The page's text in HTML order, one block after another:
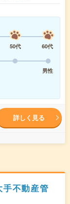
50代
60代
男性
詳しく見る
不動産管